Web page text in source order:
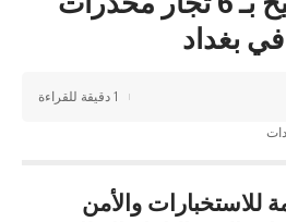
بغداد
1 دقيقة للقراءة
للاستخبارات والأمن